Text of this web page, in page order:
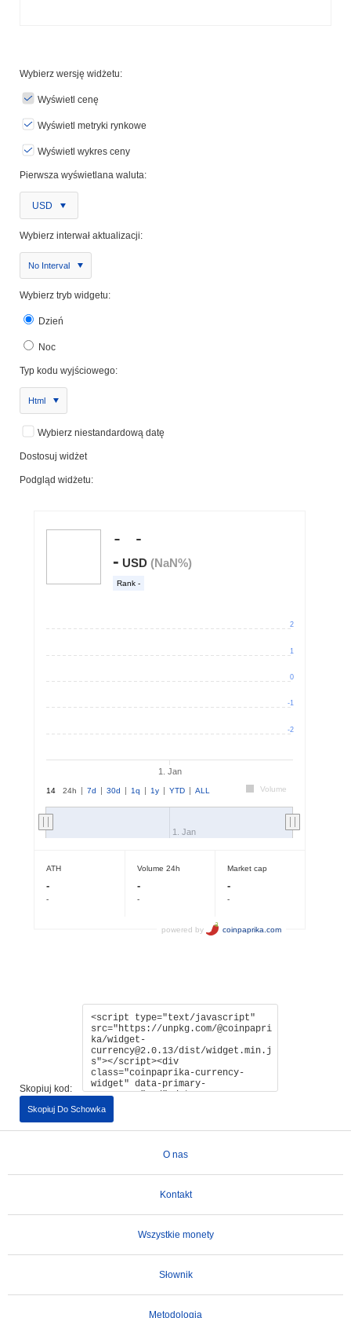
Wybierz wersję widżetu:
Wyświetl cenę
Wyświetl metryki rynkowe
Wyświetl wykres ceny
Pierwsza wyświetlana waluta:
USD
Wybierz interwał aktualizacji:
No Interval
Wybierz tryb widgetu:
Dzień
Noc
Typ kodu wyjściowego:
Html
Wybierz niestandardową datę
Dostosuj widżet
Podgląd widżetu:
Skopiuj kod:
Skopiuj Do Schowka
O nas
Kontakt
Wszystkie monety
Słownik
Metodologia